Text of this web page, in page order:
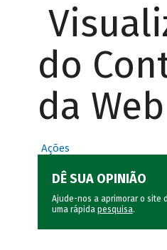
do
da Web
Ações
DÊ SUA OPINIÃO
Ajude-nos a aprimorar o site
uma rápida pesquisa.